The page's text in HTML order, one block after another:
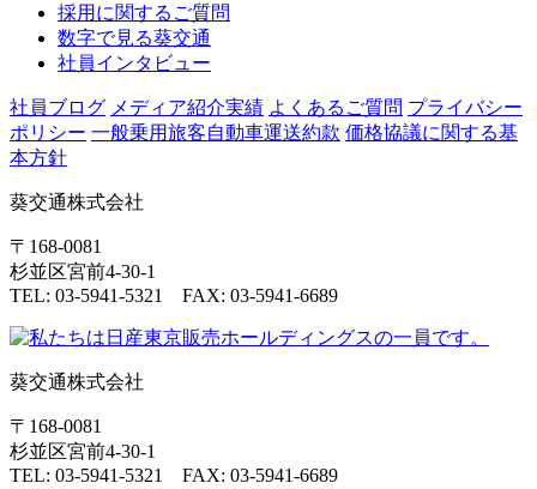
採用に関するご質問
数字で見る葵交通
社員インタビュー
社員ブログ メディア紹介実績 よくあるご質問 プライバシー
ポリシー 一般乗用旅客自動車運送約款 価格協議に関する基
本方針
葵交通株式会社
〒168-0081
杉並区宮前4-30-1
TEL: 03-5941-5321 FAX: 03-5941-6689
葵交通株式会社
〒168-0081
杉並区宮前4-30-1
TEL: 03-5941-5321 FAX: 03-5941-6689